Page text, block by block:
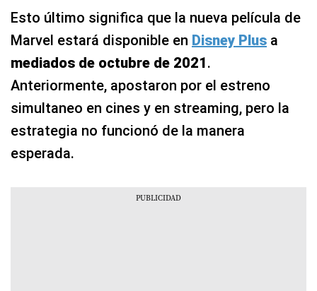
Esto último significa que la nueva película de
Marvel estará disponible en Disney Plus a
mediados de octubre de 2021 .
Anteriormente, apostaron por el estreno
simultaneo en cines y en streaming, pero la
estrategia no funcionó de la manera
esperada.